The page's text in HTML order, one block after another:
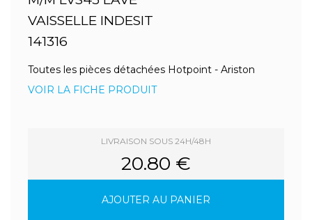
VAISSELLE INDESIT
141316
Toutes les pièces détachées Hotpoint - Ariston
VOIR LA FICHE PRODUIT
LIVRAISON SOUS 24H/48H
20.80 €
AJOUTER AU PANIER